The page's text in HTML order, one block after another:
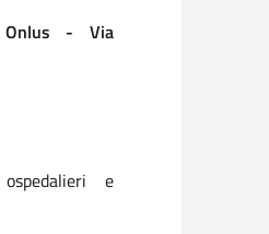
Onlus - Via
e